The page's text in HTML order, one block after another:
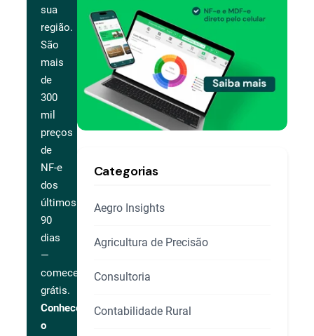
sua
região.
São
mais
de
300
mil
preços
de
NF-e
dos
últimos
90
dias
—
comece
grátis.
Conhecer
o
Categorias
Aegro Insights
Agricultura de Precisão
Consultoria
Contabilidade Rural